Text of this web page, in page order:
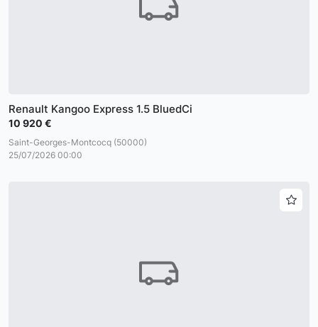
Renault Kangoo Express 1.5 BluedCi
10 920 €
Saint-Georges-Montcocq (50000)
25/07/2026 00:00